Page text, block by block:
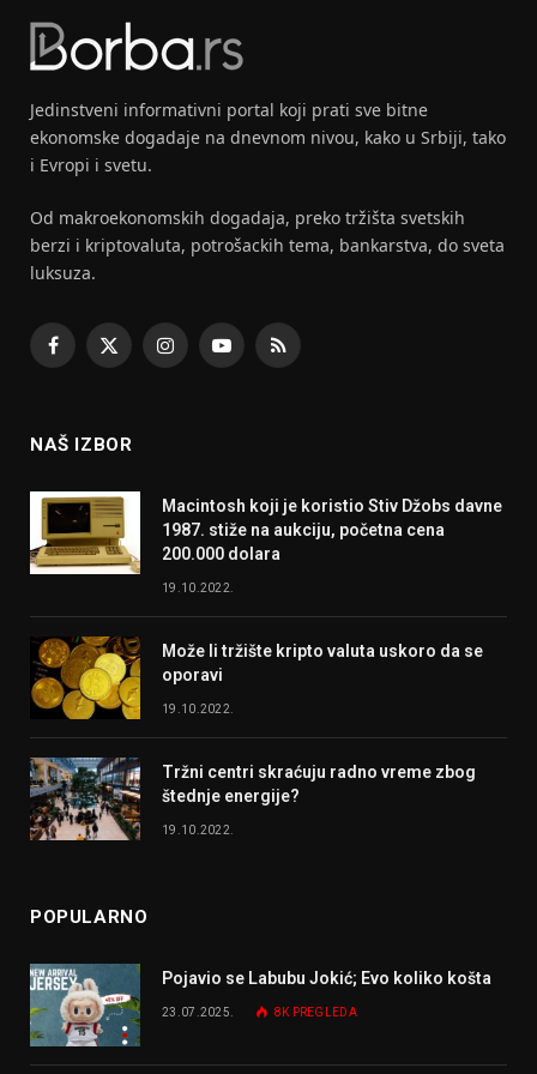
Jedinstveni informativni portal koji prati sve bitne
ekonomske dogadaje na dnevnom nivou, kako u Srbiji, tako
i Evropi i svetu.
Od makroekonomskih dogadaja, preko tržišta svetskih
berzi i kriptovaluta, potrošackih tema, bankarstva, do sveta
luksuza.
Facebook
X
InstagramYouTubeRSS
NAŠ IZBOR
Macintosh koji je koristio Stiv Džobs davne
1987. stiže na aukciju, početna cena
200.000 dolara
19.10.2022.
Može li tržište kripto valuta uskoro da se
oporavi
19.10.2022.
Tržni centri skraćuju radno vreme zbog
štednje energije?
19.10.2022.
POPULARNO
Pojavio se Labubu Jokić; Evo koliko košta
23.07.2025. 8K PREGLEDA